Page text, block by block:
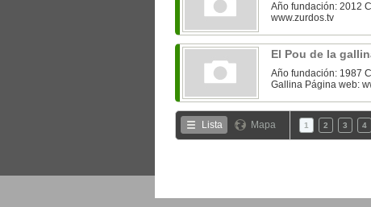
Año fundación: 2012
www.zurdos.tv
El Pou de la
Año fundación: 1987
Gallina Página web:
Lista Mapa 1 2 3 4